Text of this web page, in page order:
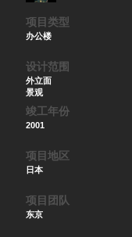
项目类型
办公楼
设计范围
外立面
景观
竣工年份
2001
项目地区
日本
项目团队
东京